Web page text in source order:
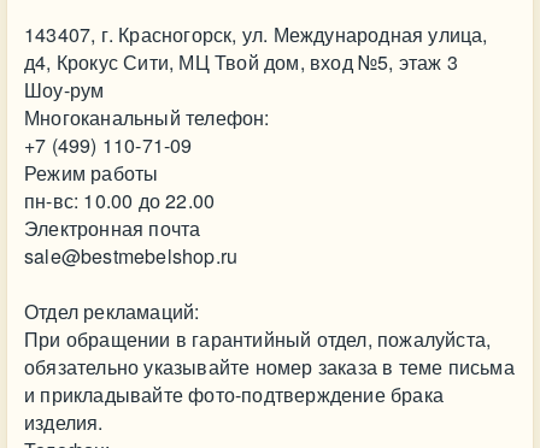
143407, г. Красногорск, ул. Международная улица,
д4, Крокус Сити, МЦ Твой дом, вход №5, этаж 3
Шоу-рум
Многоканальный телефон:
+7 (499) 110-71-09
Режим работы
пн-вс: 10.00 до 22.00
Электронная почта
sale@bestmebelshop.ru
Отдел рекламаций:
При обращении в гарантийный отдел, пожалуйста,
обязательно указывайте номер заказа в теме письма
и прикладывайте фото-подтверждение брака
изделия.